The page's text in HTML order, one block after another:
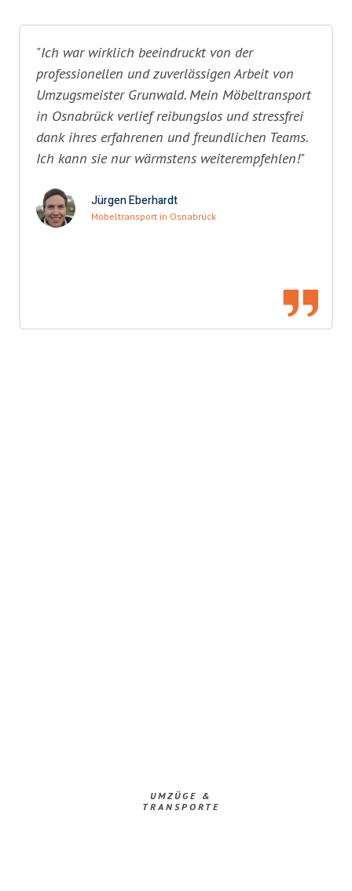
"Ich war wirklich beeindruckt von der
professionellen und zuverlässigen Arbeit von
Umzugsmeister Grunwald. Mein Möbeltransport
in Osnabrück verlief reibungslos und stressfrei
dank ihres erfahrenen und freundlichen Teams.
Ich kann sie nur wärmstens weiterempfehlen!"
Jürgen Eberhardt
Möbeltransport in Osnabrück
UMZÜGE &
TRANSPORTE